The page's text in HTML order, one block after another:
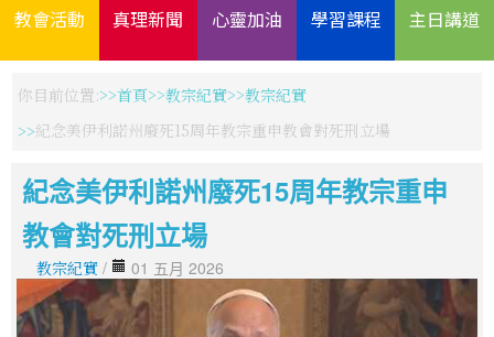
教會活動 真理新聞 心靈加油 學習課程 主日講道
你目前位置: 首頁 教宗紀實
教宗紀實
紀念美伊利諾州廢死15周年教宗重申教會對死刑立場
紀念美伊利諾州廢死15周年教宗重申
教會對死刑立場
教宗紀實 / 01 五月 2026